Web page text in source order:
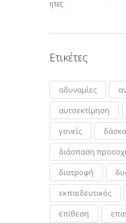
Ετικέτες
αδυναμίες
αυτοεκτίμηση
γονείς
διάσπαση
διατροφή
εκπαιδευτικός
επίθεση